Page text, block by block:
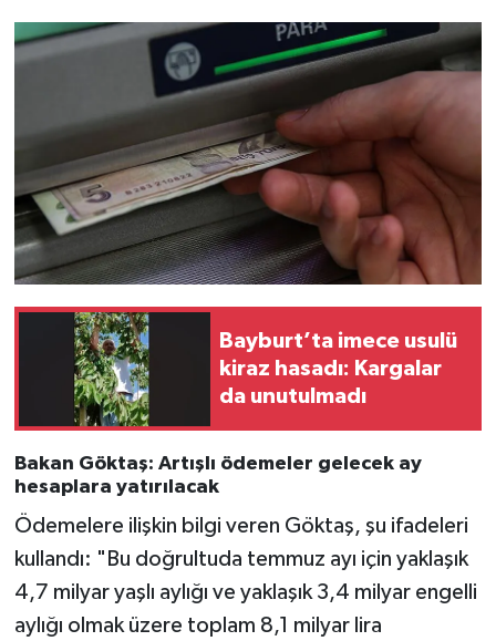
Bayburt’ta imece usulü
kiraz hasadı: Kargalar
da unutulmadı
Bakan Göktaş: Artışlı ödemeler gelecek ay
hesaplara yatırılacak
Ödemelere ilişkin bilgi veren Göktaş, şu ifadeleri
kullandı: "Bu doğrultuda temmuz ayı için yaklaşık
4,7 milyar yaşlı aylığı ve yaklaşık 3,4 milyar engelli
aylığı olmak üzere toplam 8,1 milyar lira